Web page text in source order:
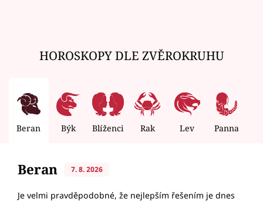
HOROSKOPY DLE ZVĚROKRUHU
Beran Býk Blíženci Rak Lev Panna
Beran 7. 8. 2026
Je velmi pravděpodobné, že nejlepším řešením je dnes